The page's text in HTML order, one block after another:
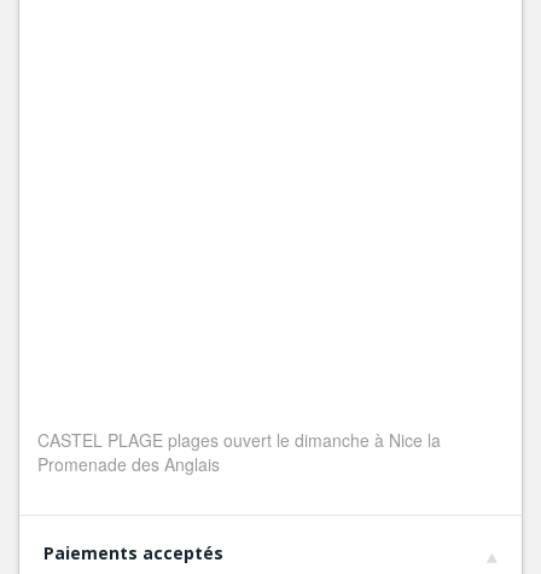
CASTEL PLAGE plages ouvert le dimanche à Nice la
Promenade des Anglais
Paiements acceptés